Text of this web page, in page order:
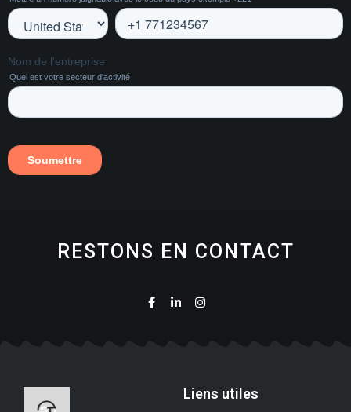
RESTONS EN CONTACT
Liens utiles